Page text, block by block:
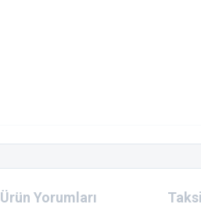
Ürün Yorumları